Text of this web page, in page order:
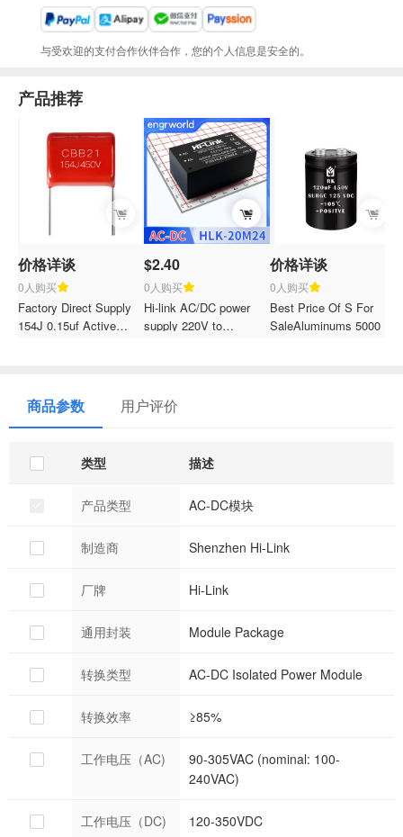
与受欢迎的支付合作伙伴合作，您的个人信息是安全的。
产品推荐
价格详谈
0人购买
Factory Direct Supply
154J 0.15uf Active
$2.40
0人购买
Hi-link AC/DC power
supply 220V to
down power converter
module HLK-20M24
价格详谈
0人购买
Best Price Of S For
SaleAluminums 5000 Uf
商品参数 用户评价
类型 描述
产品类型 AC-DC模块
制造商 Shenzhen Hi-Link
厂牌 Hi-Link
通用封装 Module Package
转换类型 AC-DC Isolated Power Module
转换效率 ≥85%
工作电压（AC)
90-305VAC (nominal: 100-
240VAC)
工作电压（DC) 120-350VDC